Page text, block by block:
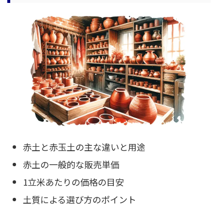
赤土と赤玉土の主な違いと用途
赤土の一般的な販売単価
1立米あたりの価格の目安
土質による選び方のポイント